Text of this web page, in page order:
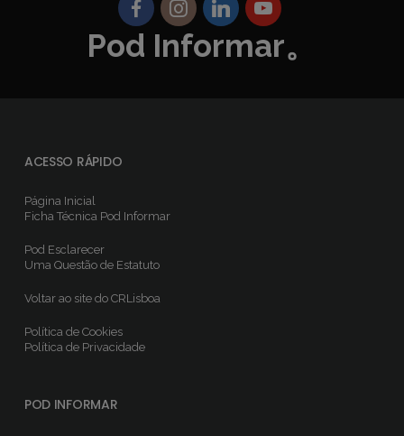
Pod Informar。
ACESSO RÁPIDO
Página Inicial
Ficha TécnicaPod Informar
Pod Esclarecer
Uma Questão de Estatuto
Voltar ao site do CRLisboa
Política de Cookies
Política de Privacidade
POD INFORMAR